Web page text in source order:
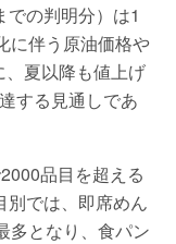
の判明分）は1
に伴う原油価格や
夏以降も値上げ
する見通しであ
品目を超える
別では、即席めん
多となり、食パン